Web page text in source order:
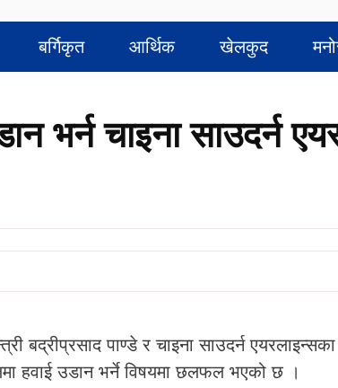
बर्गिकृत आर्थिक खेलकुद
भर्न चाइना साउदर्न
बद्रीप्रसाद पाण्डे र चाइना साउदर्न एयरलाइन्सका
हवाई उडान भर्ने विषयमा छलफल भएको छ ।